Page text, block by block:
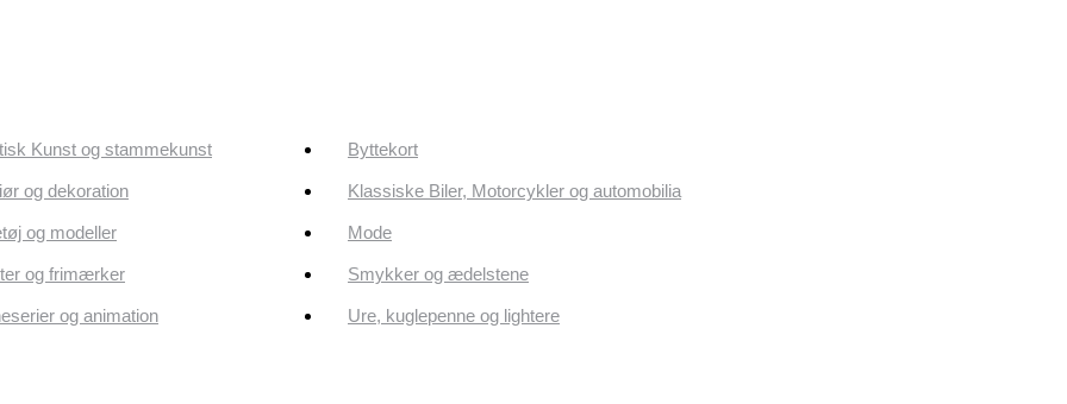
Kunst og stammekunst Byttekort
og dekoration Klassiske Biler, Motorcykler og automobilia
og modeller Mode
og frimærker Smykker og ædelstene
og animation Ure, kuglepenne og lightere